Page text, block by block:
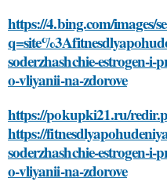
https://4.bing.com/images/
soderzhashchie-estrogen-
o-vliyanii-na-zdorove
https://pokupki21.ru/
https://
soderzhashchie-estrogen-
o-vliyanii-na-zdorove